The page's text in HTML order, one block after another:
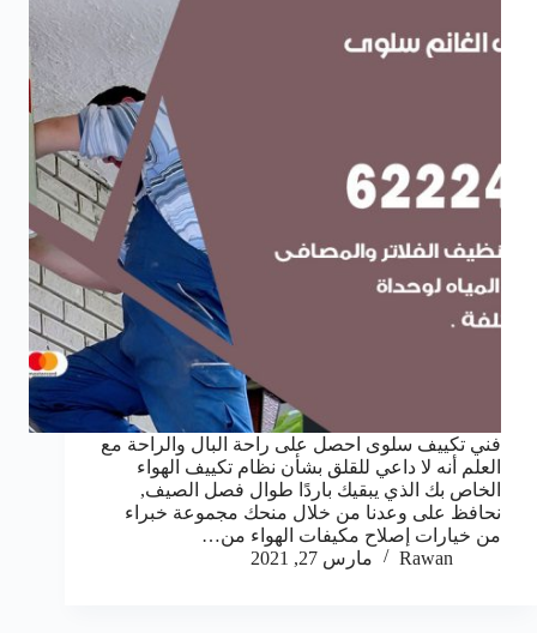
فني تكييف سلوى احصل على راحة البال والراحة مع
العلم أنه لا داعي للقلق بشأن نظام تكييف الهواء
الخاص بك الذي يبقيك باردًا طوال فصل الصيف,
نحافظ على وعدنا من خلال منحك مجموعة خبراء
من خيارات إصلاح مكيفات الهواء من…
Rawan
مارس 27, 2021